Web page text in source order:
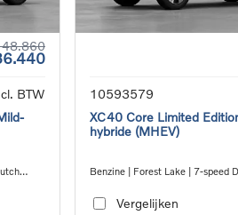
BTW
10593579
XC40 Core Limited
hybride (MHEV)
Benzine | Forest Lake | 7-speed
Vergelijken